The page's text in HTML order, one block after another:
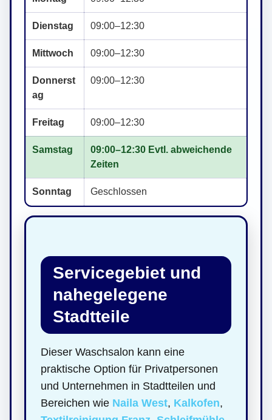
Dienstag 09:00–12:30
Mittwoch 09:00–12:30
Donnerst
ag
09:00–12:30
Freitag 09:00–12:30
Samstag
09:00–12:30 Evtl. abweichende
Zeiten
Sonntag Geschlossen
Servicegebiet und
nahegelegene
Stadtteile
Dieser Waschsalon kann eine
praktische Option für Privatpersonen
und Unternehmen in Stadtteilen und
Bereichen wie Naila West, Kalkofen,